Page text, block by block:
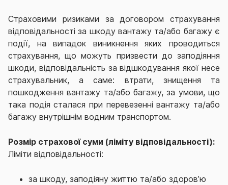
Страховими ризиками за договором страхування
відповідальності за шкоду вантажу та/або багажу є
події, на випадок виникнення яких проводиться
страхування, що можуть призвести до заподіяння
шкоди, відповідальність за відшкодування якої несе
страхувальник, а саме: втрати, знищення та
пошкодження вантажу та/або багажу, за умови, що
така подія сталася при перевезенні вантажу та/або
багажу внутрішнім водним транспортом.
Розмір страхової суми (ліміту відповідальності):
Ліміти відповідальності:
за шкоду, заподіяну життю та/або здоров’ю